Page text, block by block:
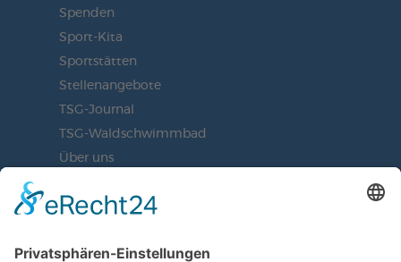
Spenden
Sport-Kita
Sportstätten
Stellenangebote
TSG-Journal
TSG-Waldschwimmbad
Über uns
BLEIBEN SIE AUF DEM